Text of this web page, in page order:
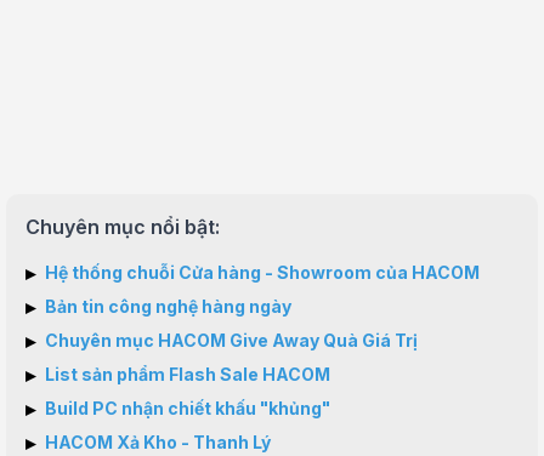
Chuyên mục nổi bật:
▸ Hệ thống chuỗi Cửa hàng - Showroom của HACOM
▸ Bản tin công nghệ hàng ngày
▸ Chuyên mục HACOM Give Away Quà Giá Trị
▸ List sản phẩm Flash Sale HACOM
▸ Build PC nhận chiết khấu "khủng"
▸ HACOM Xả Kho - Thanh Lý